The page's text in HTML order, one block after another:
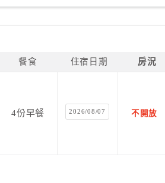
餐食 住宿日期 房況
4份早餐 2026/08/07 不開放